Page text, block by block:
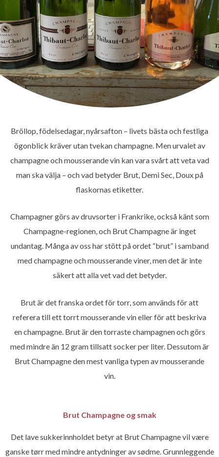
Bröllop, födelsedagar, nyårsafton – livets bästa och festliga
ögonblick kräver utan tvekan champagne. Men urvalet av
champagne och mousserande vin kan vara svårt att veta vad
man ska välja – och vad betyder Brut, Demi Sec, Doux på
flaskornas etiketter.
Champagner görs av druvsorter i Frankrike, också känt som
Champagne-regionen, och Brut Champagne är inget
undantag. Många av oss har stött på ordet “brut” i samband
med champagne och mousserande viner, men det är inte
säkert att alla vet vad det betyder.
Brut är det franska ordet för torr, som används för att
referera till ett torrt mousserande vin eller för att beskriva
en champagne. Brut är den torraste champagnen och görs
med mindre än 12 gram tillsatt socker per liter. Dessutom är
Brut Champagne den mest vanliga typen av mousserande
vin.
Brut Champagne og smak
Det lave sukkerinnholdet betyr at Brut Champagne vil være
ganske tørr med mindre antydninger av sødme. Grunnleggende